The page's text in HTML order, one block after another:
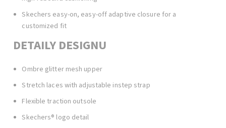
Skechers easy-on, easy-off adaptive closure for a
customized fit
DETAILY DESIGNU
Ombre glitter mesh upper
Stretch laces with adjustable instep strap
Flexible traction outsole
Skechers® logo detail